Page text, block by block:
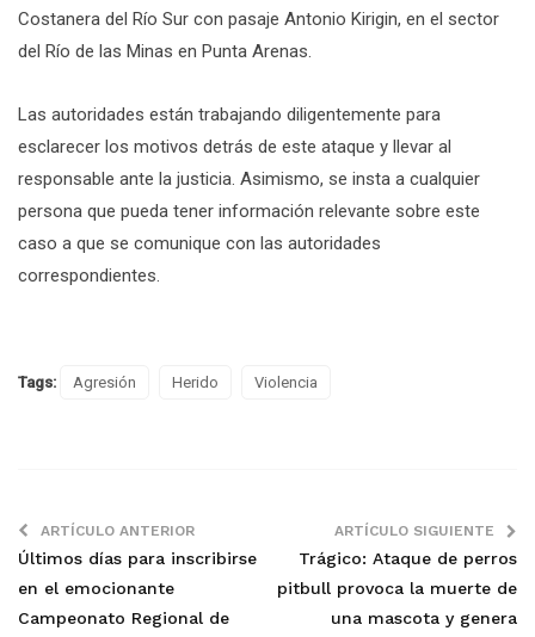
Costanera del Río Sur con pasaje Antonio Kirigin, en el sector
del Río de las Minas en Punta Arenas.
Las autoridades están trabajando diligentemente para
esclarecer los motivos detrás de este ataque y llevar al
responsable ante la justicia. Asimismo, se insta a cualquier
persona que pueda tener información relevante sobre este
caso a que se comunique con las autoridades
correspondientes.
Tags: Agresión Herido Violencia
ARTÍCULO ANTERIOR
Últimos días para inscribirse
en el emocionante
Campeonato Regional de
ARTÍCULO SIGUIENTE
Trágico: Ataque de perros
pitbull provoca la muerte de
una mascota y genera